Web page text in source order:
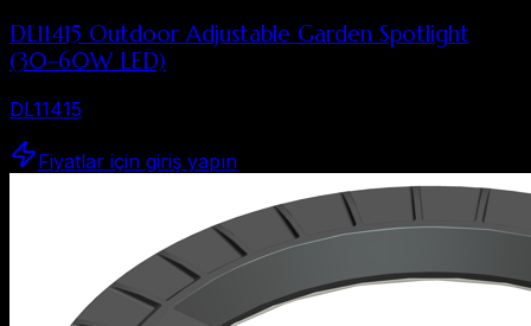
DL11415 Outdoor Adjustable Garden Spotlight
(30–60W LED)
DL11415
Fiyatlar için giriş yapın